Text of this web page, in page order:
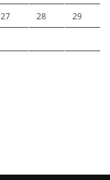
27 28 29